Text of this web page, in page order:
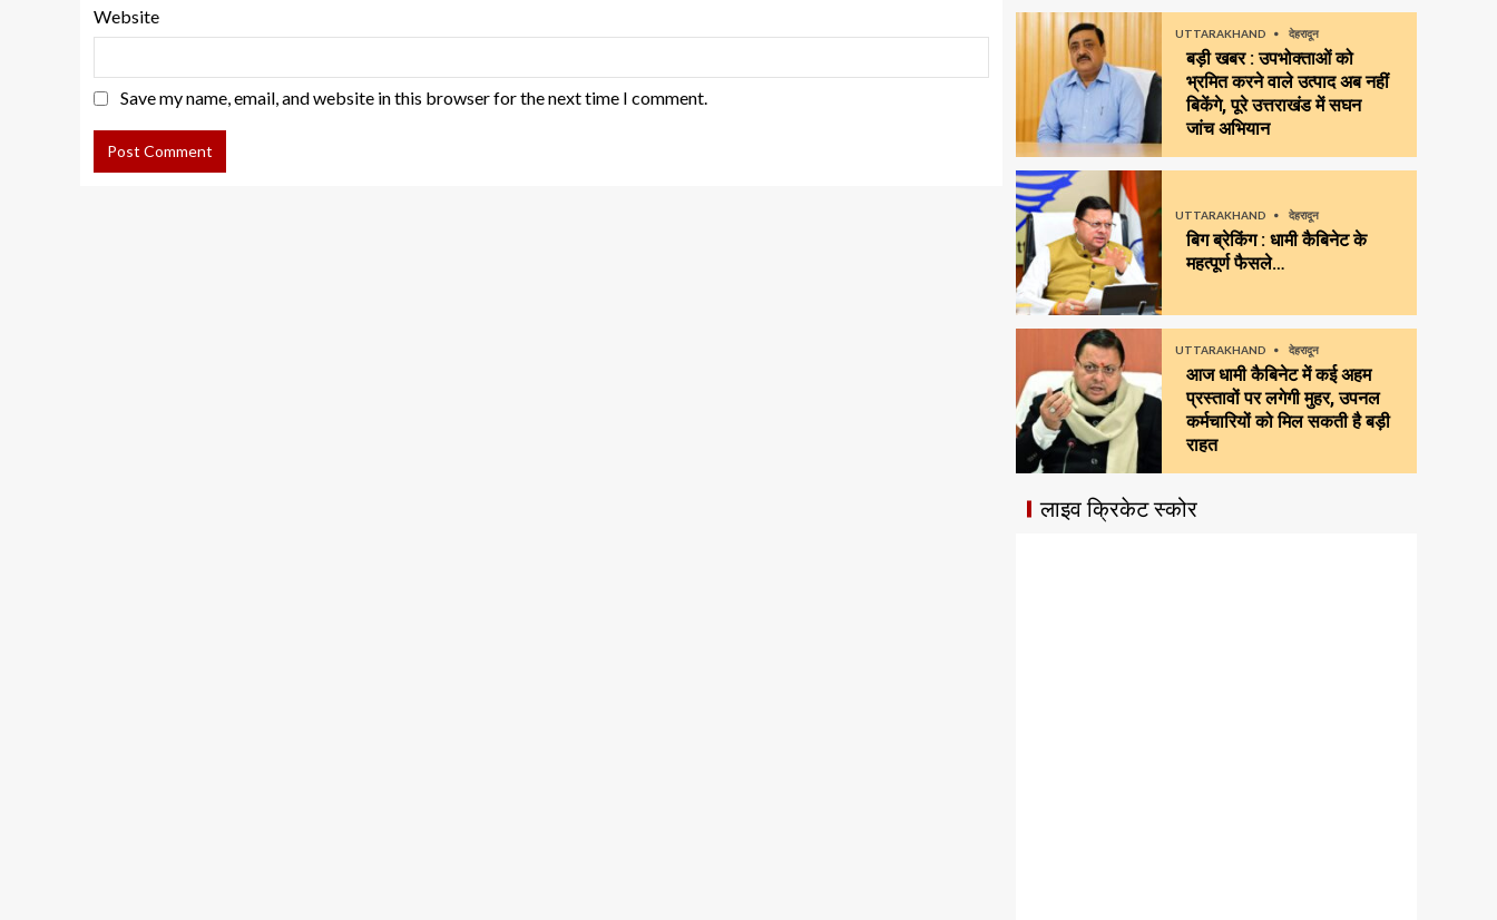
Website
Save my name, email, and website in this browser for the next time I comment.
UTTARAKHAND देहरादून
बड़ी खबर : उपभोक्ताओं को
भ्रमित करने वाले उत्पाद अब नहीं
बिकेंगे, पूरे उत्तराखंड में सघन
जांच अभियान
UTTARAKHAND देहरादून
बिग ब्रेकिंग : धामी कैबिनेट के
महत्पूर्ण फैसले…
UTTARAKHAND देहरादून
आज धामी कैबिनेट में कई अहम
प्रस्तावों पर लगेगी मुहर, उपनल
कर्मचारियों को मिल सकती है बड़ी
राहत
लाइव क्रिकेट स्कोर